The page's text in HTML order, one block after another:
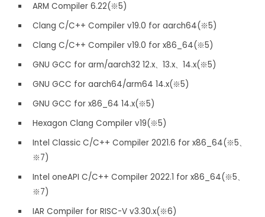
ARM Compiler 6.22(※5)
Clang C/C++ Compiler v19.0 for aarch64(※5)
Clang C/C++ Compiler v19.0 for x86_64(※5)
GNU GCC for arm/aarch32 12.x、13.x、14.x(※5)
GNU GCC for aarch64/arm64 14.x(※5)
GNU GCC for x86_64 14.x(※5)
Hexagon Clang Compiler v19(※5)
Intel Classic C/C++ Compiler 2021.6 for x86_64(※5、
※7)
Intel oneAPI C/C++ Compiler 2022.1 for x86_64(※5、
※7)
IAR Compiler for RISC-V v3.30.x(※6)